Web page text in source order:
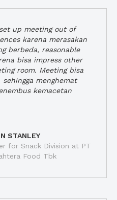
up meeting out of
karena merasakan
berbeda, reasonable
bisa impress other
room. Meeting bisa
menghemat
kemacetan
STANLEY
for Snack Division at PT
Food Tbk